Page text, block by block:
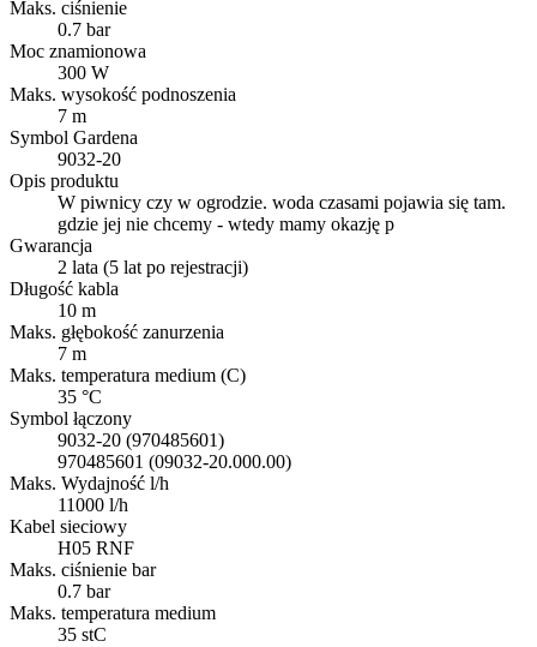
Maks. ciśnienie
0.7 bar
Moc znamionowa
300 W
Maks. wysokość podnoszenia
7 m
Symbol Gardena
9032-20
Opis produktu
W piwnicy czy w ogrodzie. woda czasami pojawia się tam.
gdzie jej nie chcemy - wtedy mamy okazję p
Gwarancja
2 lata (5 lat po rejestracji)
Długość kabla
10 m
Maks. głębokość zanurzenia
7 m
Maks. temperatura medium (C)
35 °C
Symbol łączony
9032-20 (970485601)
970485601 (09032-20.000.00)
Maks. Wydajność l/h
11000 l/h
Kabel sieciowy
H05 RNF
Maks. ciśnienie bar
0.7 bar
Maks. temperatura medium
35 stC